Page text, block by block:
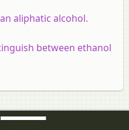
aliphatic alcohol.
between ethanol